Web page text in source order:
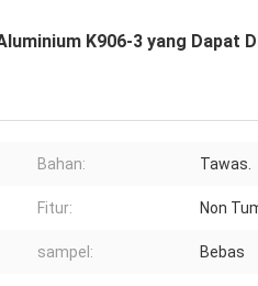
K906-3 yang Dapat
Bahan: Tawas.
Fitur: Non
sampel: Bebas